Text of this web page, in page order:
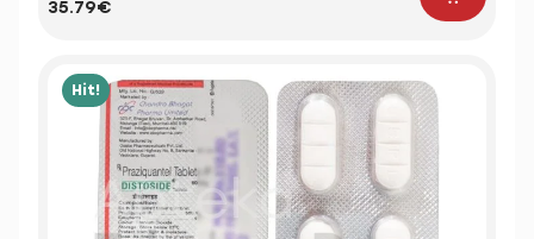
35.79€
Hit!